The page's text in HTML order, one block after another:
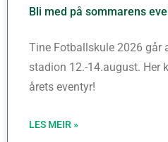
Bli med på sommarens
Tine Fotballskule 2026 går
stadion 12.-14.august. Her
årets eventyr!
LES MEIR »